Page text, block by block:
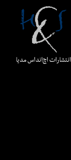
انتشارات اچ‌اند‌اس مدیا